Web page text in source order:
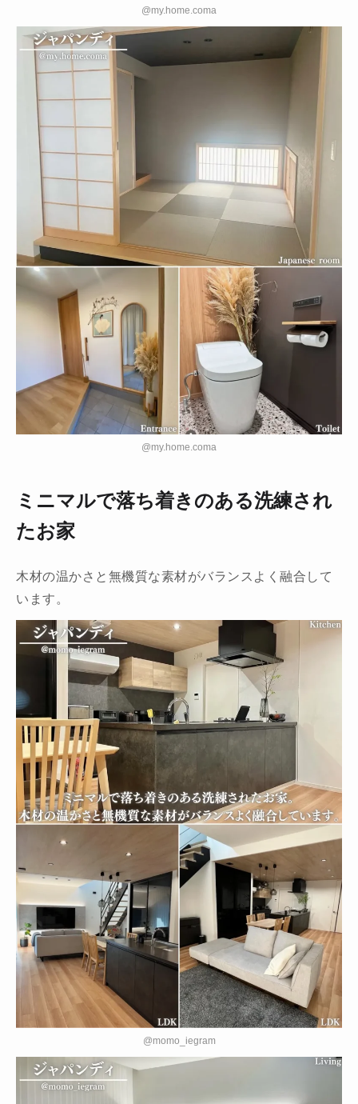
@my.home.coma
@my.home.coma
ミニマルで落ち着きのある洗練され
たお家
木材の温かさと無機質な素材がバランスよく融合して
います。
@momo_iegram